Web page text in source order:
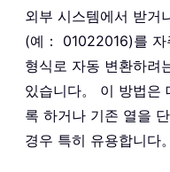
외부 시스템에서 받거
(예： 01022016)를
형식로 자동 변환하려
있습니다。 이 방법은
록 하거나 기존 열을
경우 특히 유용합니다。